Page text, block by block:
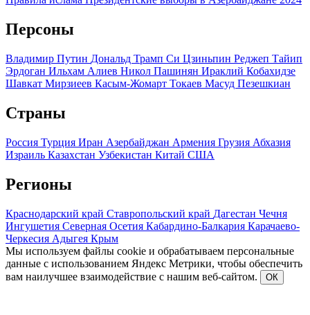
Персоны
Владимир Путин Дональд Трамп Си Цзиньпин Реджеп Тайип
Эрдоган Ильхам Алиев Никол Пашинян Ираклий Кобахидзе
Шавкат Мирзиеев Касым-Жомарт Токаев Масуд Пезешкиан
Страны
Россия Турция Иран Азербайджан Армения Грузия Абхазия
Израиль Казахстан Узбекистан Китай США
Регионы
Краснодарский край Ставропольский край Дагестан Чечня
Ингушетия Северная Осетия Кабардино-Балкария Карачаево-
Черкесия Адыгея Крым
Мы используем файлы cookie и обрабатываем персональные
данные с использованием Яндекс Метрики, чтобы обеспечить
вам наилучшее взаимодействие с нашим веб-сайтом.
ОК